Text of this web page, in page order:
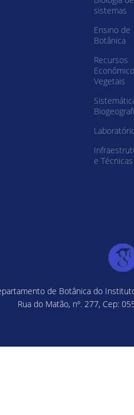
sistemas
Ensino de
Botânica
Recursos
Vegetais
e Técnicas
de Botânica do
Rua do Matão, nº. 277, Cep: